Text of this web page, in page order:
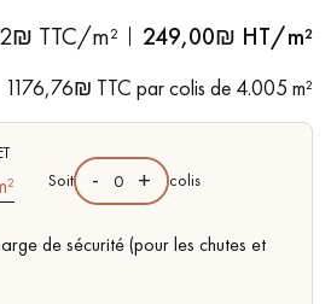
et la pose de votre parquet.
- Faible épaisseur de 9 mm
côtés
homogène, rares nœuds < 10 mm et
click 5G - sous couche intégrée en
en Italie
TTC/m² 249,00₪ HT/m²
1176,76₪ TTC par colis de 4.005 m²
de sécurité (pour les chutes et
Soit - + colis